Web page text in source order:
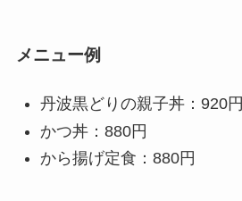
メニュー例
丹波黒どりの親子丼：920円
かつ丼：880円
から揚げ定食：880円